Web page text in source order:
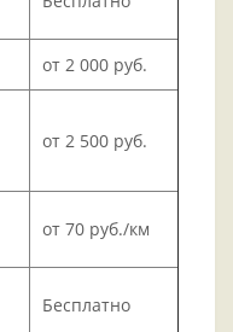
от 2 000 руб.
от 2 500 руб.
от 70 руб./км
Бесплатно